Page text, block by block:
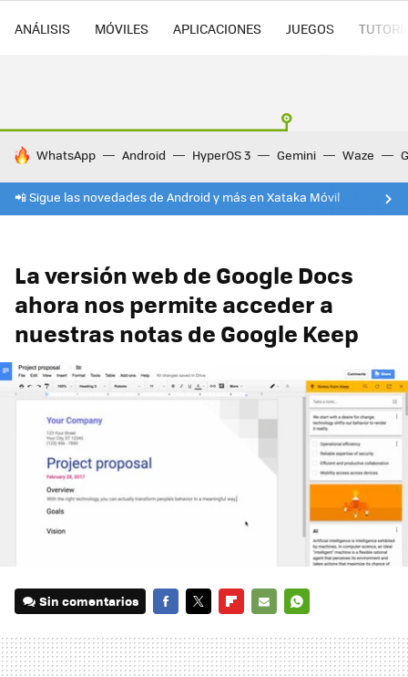
ANÁLISIS MÓVILES APLICACIONES JUEGOS
HOY SE HABLA DE
WhatsApp Android HyperOS 3 Gemini Waze
📲 Sigue las novedades de Android y más en Xataka Móvil
La versión web de Google Docs
ahora nos permite acceder a
nuestras notas de Google Keep
Sin comentarios
MAIL